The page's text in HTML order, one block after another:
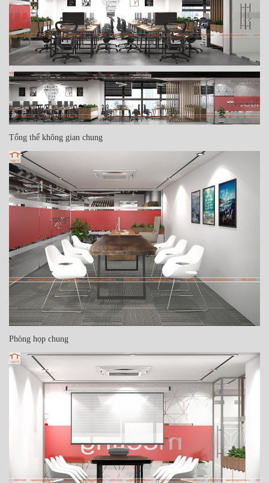
Tổng thể không gian chung
Phòng họp chung